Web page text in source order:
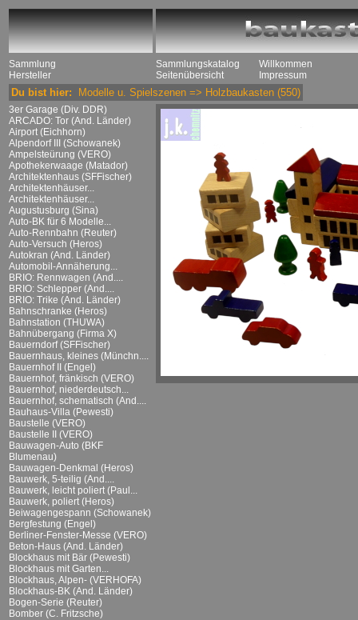
Sammlung
Hersteller
Sammlungskatalog
Seitenübersicht
Willkommen
Impressum
Du bist hier: Modelle u. Spielszenen => Holzbaukasten (550)
3er Garage (Div. DDR)
ARCADO: Tor (And. Länder)
Airport (Eichhorn)
Alpendorf III (Schowanek)
Ampelsteürung (VERO)
Apothekerwaage (Matador)
Architektenhaus (SFFischer)
Architektenhäuser...
Architektenhäuser...
Augustusburg (Sina)
Auto-BK für 6 Modelle...
Auto-Rennbahn (Reuter)
Auto-Versuch (Heros)
Autokran (And. Länder)
Automobil-Annäherung...
BRIO: Rennwagen (And....
BRIO: Schlepper (And....
BRIO: Trike (And. Länder)
Bahnschranke (Heros)
Bahnstation (THUWA)
Bahnübergang (Firma X)
Bauerndorf (SFFischer)
Bauernhaus, kleines (Münchn....
Bauernhof II (Engel)
Bauernhof, fränkisch (VERO)
Bauernhof, niederdeutsch...
Bauernhof, schematisch (And....
Bauhaus-Villa (Pewesti)
Baustelle (VERO)
Baustelle II (VERO)
Bauwagen-Auto (BKF
Blumenau)
Bauwagen-Denkmal (Heros)
Bauwerk, 5-teilig (And....
Bauwerk, leicht poliert (Paul...
Bauwerk, poliert (Heros)
Beiwagengespann (Schowanek)
Bergfestung (Engel)
Berliner-Fenster-Messe (VERO)
Beton-Haus (And. Länder)
Blockhaus mit Bär (Pewesti)
Blockhaus mit Garten...
Blockhaus, Alpen- (VERHOFA)
Blockhaus-BK (And. Länder)
Bogen-Serie (Reuter)
Bomber (C. Fritzsche)